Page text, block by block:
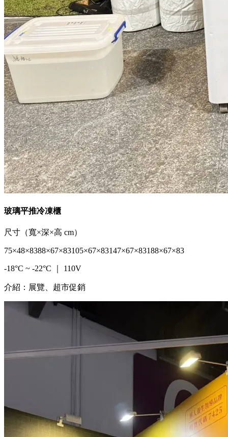
玻璃平推冷凍櫃
尺寸（寬×深×高 cm）
75×48×8388×67×83105×67×83147×67×83188×67×83
-18°C ~ -22°C ｜ 110V
介紹：展覽、超市促銷